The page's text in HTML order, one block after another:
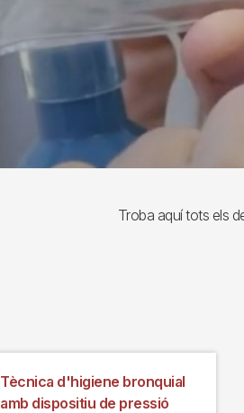
Troba aquí tots els
Tècnica d'higiene bronquial
amb dispositiu de pressió